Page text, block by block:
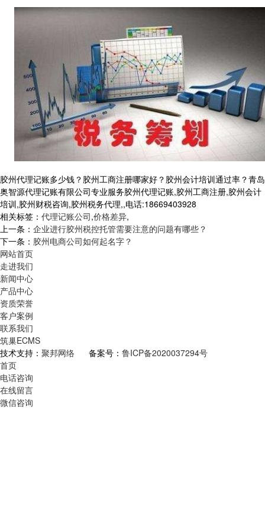
胶州代理记账多少钱？胶州工商注册哪家好？胶州会计培训通过率？青岛
奥智源代理记账有限公司专业服务胶州代理记账,胶州工商注册,胶州会计
培训,胶州财税咨询,胶州税务代理,,电话:18669403928
相关标签： 代理记账公司,价格差异,
上一条： 企业进行胶州税控托管需要注意的问题有哪些？
下一条： 胶州电商公司如何起名字？
网站首页
走进我们
新闻中心
产品中心
资质荣誉
客户案例
联系我们
筑巢ECMS
技术支持： 聚邦网络 备案号： 鲁ICP备2020037294号
首页
电话咨询
在线留言
微信咨询